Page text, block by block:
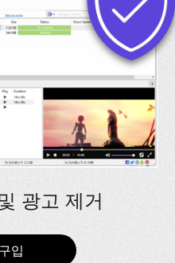
광고 제거
입